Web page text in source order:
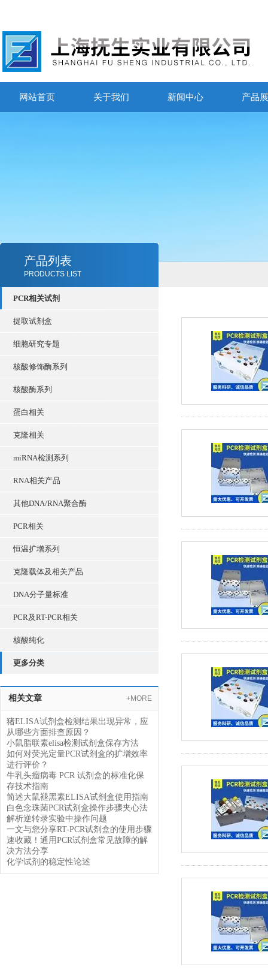
网站首页 关于我们 新闻中心 产品
产品列表
PRODUCTS LIST
PCR相关试剂
提取试剂盒
细胞研究专题
核酸修饰酶系列
核酸酶系列
蛋白相关
克隆相关
miRNA检测系列
RNA相关产品
其他DNA/RNA聚合酶
PCR相关
恒温扩增系列
克隆载体及相关产品
DNA分子量标准
PCR及RT-PCR相关
核酸纯化
更多分类
相关文章 +MORE
猪ELISA试剂盒检测结果出现异常，应
从哪些方面排查原因？
小鼠脂联素elisa检测试剂盒保存方法
如何对荧光定量PCR试剂盒的扩增效率
进行评价？
牛乳头瘤病毒 PCR 试剂盒的标准化保
存技术指南​ ​
简述大鼠褪黑素ELISA试剂盒使用指南
白色念珠菌PCR试剂盒操作步骤夹心法
解析逆转录实验中操作问题
一文与您分享RT-PCR试剂盒的使用步骤
速收藏！通用PCR试剂盒常见故障的解
决方法分享
化学试剂的稳定性论述